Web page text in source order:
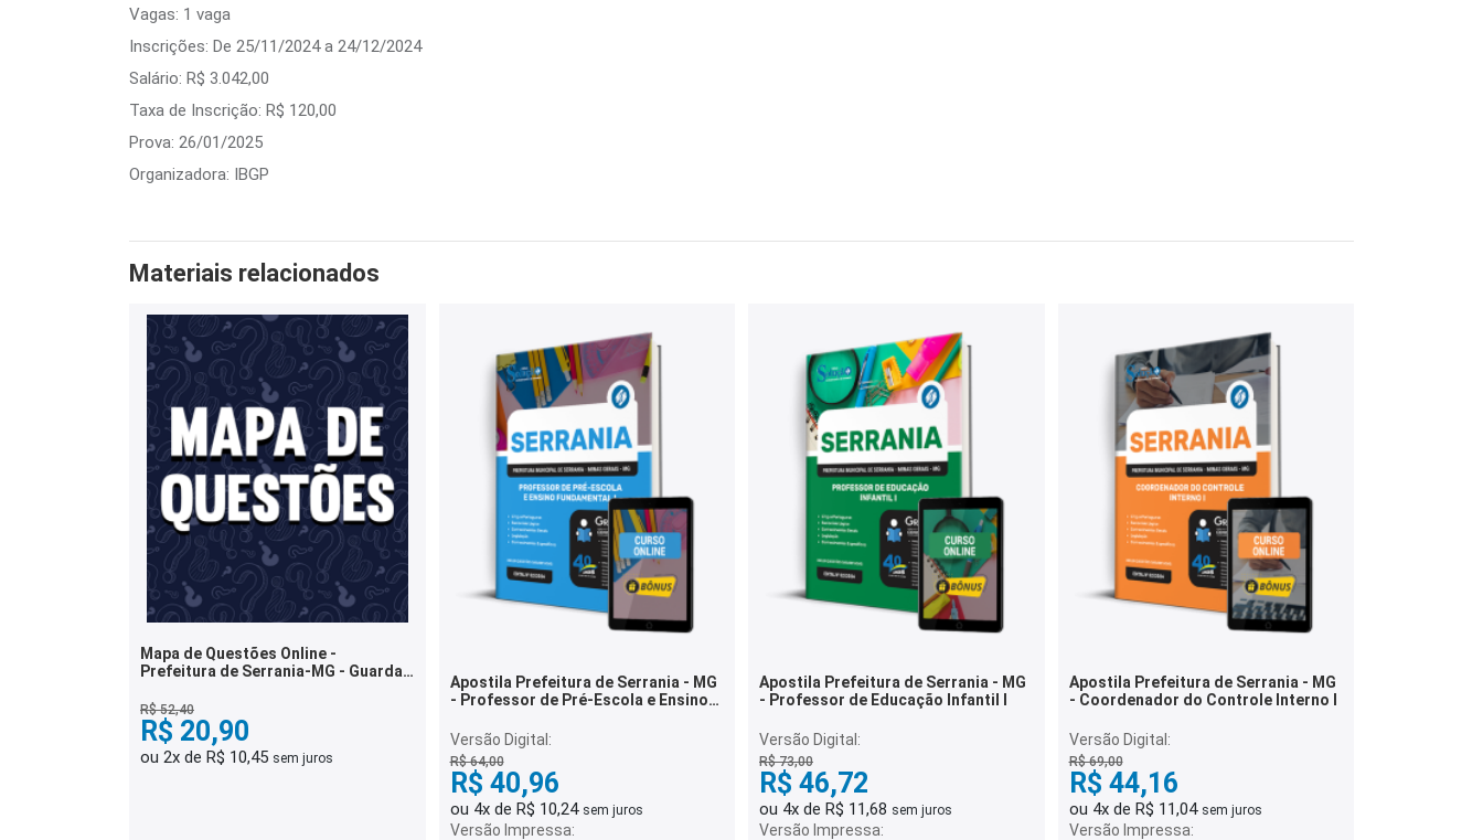
Vagas: 1 vaga
Inscrições: De 25/11/2024 a 24/12/2024
Salário: R$ 3.042,00
Taxa de Inscrição: R$ 120,00
Prova: 26/01/2025
Organizadora: IBGP
Materiais relacionados
Mapa de Questões Online -
Prefeitura de Serrania-MG - Guarda
R$ 52,40
R$ 20,90
ou 2x de R$ 10,45 sem juros
Apostila Prefeitura de Serrania - MG
- Professor de Pré-Escola e Ensino
Versão Digital:
R$ 64,00
R$ 40,96
ou 4x de R$ 10,24 sem juros
Versão Impressa:
Apostila Prefeitura de Serrania - MG
- Professor de Educação Infantil I
Versão Digital:
R$ 73,00
R$ 46,72
ou 4x de R$ 11,68 sem juros
Versão Impressa:
Apostila Prefeitura de Serrania - MG
- Coordenador do Controle Interno I
Versão Digital:
R$ 69,00
R$ 44,16
ou 4x de R$ 11,04 sem juros
Versão Impressa: